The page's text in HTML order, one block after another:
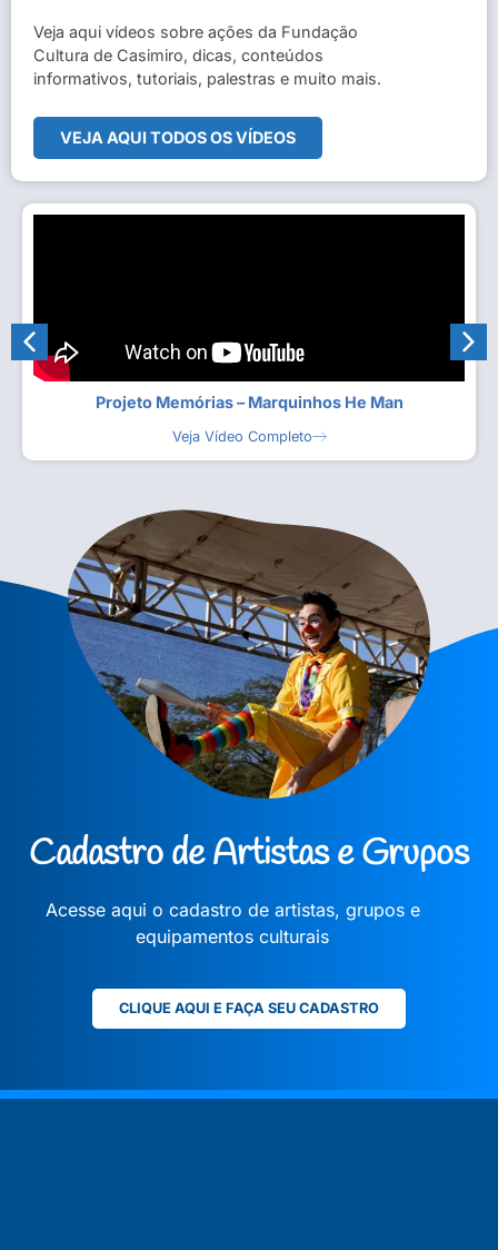
Veja aqui vídeos sobre ações da Fundação
Cultura de Casimiro, dicas, conteúdos
informativos, tutoriais, palestras e muito mais.
VEJA AQUI TODOS OS VÍDEOS
Projeto Memórias – Marquinhos He Man
Veja Vídeo Completo
Cadastro de Artistas e Grupos
Acesse aqui o cadastro de artistas, grupos e
equipamentos culturais
CLIQUE AQUI E FAÇA SEU CADASTRO